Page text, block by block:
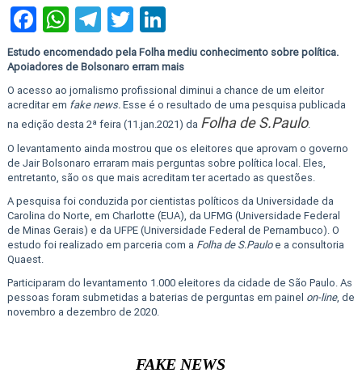
Facebook
WhatsApp
Telegram
Twitter
LinkedIn
Estudo encomendado pela Folha mediu conhecimento sobre política.
Apoiadores de Bolsonaro erram mais
O acesso ao jornalismo profissional diminui a chance de um eleitor
acreditar em fake news.Esse é o resultado de uma pesquisa publicada
na edição desta 2ª feira (11.jan.2021) da Folha de S.Paulo.
O levantamento ainda mostrou que os eleitores que aprovam o governo
de Jair Bolsonaro erraram mais perguntas sobre política local. Eles,
entretanto, são os que mais acreditam ter acertado as questões.
A pesquisa foi conduzida por cientistas políticos da Universidade da
Carolina do Norte, em Charlotte (EUA), da UFMG (Universidade Federal
de Minas Gerais) e da UFPE (Universidade Federal de Pernambuco). O
estudo foi realizado em parceria com a Folha de S.Pauloe a consultoria
Quaest.
Participaram do levantamento 1.000 eleitores da cidade de São Paulo. As
pessoas foram submetidas a baterias de perguntas em painel on-line, de
novembro a dezembro de 2020.
FAKE NEWS